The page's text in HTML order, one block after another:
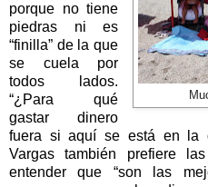
porque no tiene
piedras ni es
“finilla” de la que
se cuela por
todos lados.
“¿Para qué
gastar dinero
fuera si aquí se está en la
Vargas también prefiere
entender que “son las